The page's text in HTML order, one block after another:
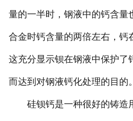
量的一半时，钢液中的钙含量
合金时钙含量的两倍左右，钙
这充分显示钡在钢液中保护了
而达到对钢液钙化处理的目的。
硅钡钙是一种很好的铸造